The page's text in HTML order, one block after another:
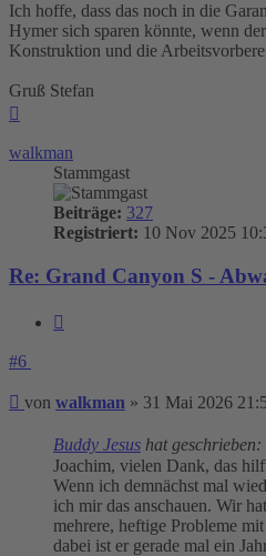
Ich hoffe, dass das noch in die
Hymer sich sparen könnte, wenn
Konstruktion und die
Gruß Stefan
walkman
Stammgast
Beiträge: 327
Registriert: 10 Nov 2025
Re: Grand Canyon S -
#6
Beitrag
von walkman » 31 Mai 2026
Buddy Jesus hat geschrieben:
Joachim, vielen Dank, das
Wenn ich demnächst mal
ich mir das anschauen. Wir
mehrere, heftige Probleme
dabei ist er gerade mal ein